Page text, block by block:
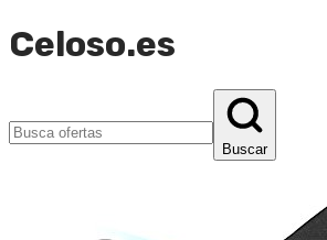
Celoso.es
Buscar